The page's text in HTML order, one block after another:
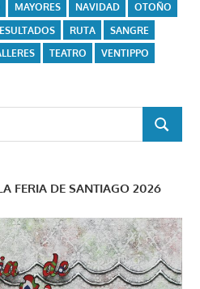
MAYORES NAVIDAD
OTOÑO
RUTA
SANGRE
TEATRO
VENTIPPO
BUSCAR
FERIA DE SANTIAGO 2026